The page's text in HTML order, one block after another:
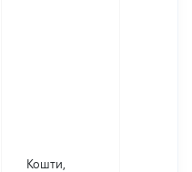
Кошти,